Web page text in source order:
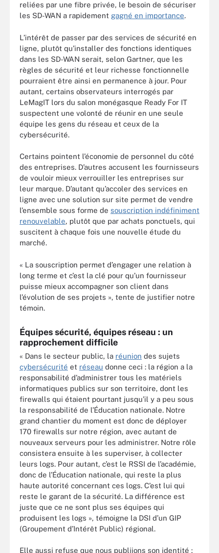
reliées par une fibre privée, le besoin de sécuriser
les SD-WAN a rapidement gagné en importance.
L’intérêt de passer par des services de sécurité en
ligne, plutôt qu’installer des fonctions identiques
dans les SD-WAN serait, selon Gartner, que les
règles de sécurité et leur richesse fonctionnelle
pourraient être ainsi en permanence à jour. Pour
autant, certains observateurs interrogés par
LeMagIT lors du salon monégasque Ready For IT
suspectent une volonté de réunir en une seule
équipe les gens du réseau et ceux de la
cybersécurité.
Certains pointent l’économie de personnel du côté
des entreprises. D’autres accusent les fournisseurs
de vouloir mieux verrouiller les entreprises sur
leur marque. D’autant qu’accoler des services en
ligne avec une solution sur site permet de vendre
l’ensemble sous forme de souscription indéfiniment
renouvelable, plutôt que par achats ponctuels, qui
suscitent à chaque fois une nouvelle étude du
marché.
« La souscription permet d’engager une relation à
long terme et c’est la clé pour qu’un fournisseur
puisse mieux accompagner son client dans
l’évolution de ses projets », tente de justifier notre
témoin.
Équipes sécurité, équipes réseau : un
rapprochement difficile
« Dans le secteur public, la réunion des sujets
cybersécurité et réseau donne ceci : la région a la
responsabilité d’administrer tous les matériels
informatiques publics sur son territoire, dont les
firewalls qui étaient pourtant jusqu’il y a peu sous
la responsabilité de l’Éducation nationale. Notre
grand chantier du moment est donc de déployer
170 firewalls sur notre région, avec autant de
nouveaux serveurs pour les administrer. Notre rôle
consistera ensuite à les superviser, à collecter
leurs logs. Pour autant, c’est le RSSI de l’académie,
donc de l’Éducation nationale, qui reste la plus
haute autorité concernant ces logs. C’est lui qui
reste le garant de la sécurité. La différence est
juste que ce ne sont plus ses équipes qui
produisent les logs », témoigne la DSI d’un GIP
(Groupement d’Intérêt Public) régional.
Elle aussi refuse que nous publiions son identité :